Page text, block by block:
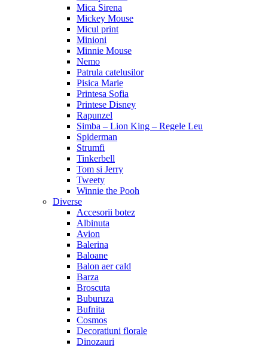
Mica Sirena
Mickey Mouse
Micul print
Minioni
Minnie Mouse
Nemo
Patrula catelusilor
Pisica Marie
Printesa Sofia
Printese Disney
Rapunzel
Simba – Lion King – Regele Leu
Spiderman
Strumfi
Tinkerbell
Tom si Jerry
Tweety
Winnie the Pooh
Diverse
Accesorii botez
Albinuta
Avion
Balerina
Baloane
Balon aer cald
Barza
Broscuta
Buburuza
Bufnita
Cosmos
Decoratiuni florale
Dinozauri